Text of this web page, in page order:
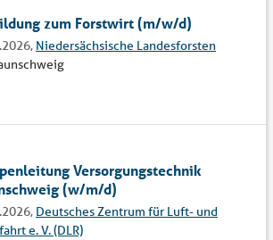
zum Forstwirt (m/w/d)
Niedersächsische Landesforsten
Versorgungstechnik
(w/m/d)
Deutsches Zentrum für Luft- und
e. V. (DLR)